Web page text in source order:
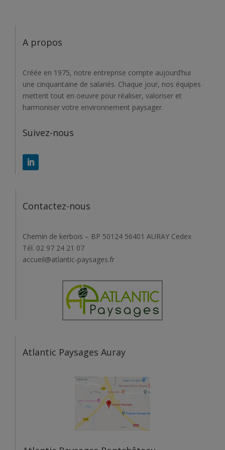
A propos
Créée en 1975, notre entreprise compte aujourd’hui
une cinquantaine de salariés. Chaque jour, nos équipes
mettent tout en oeuvre pour réaliser, valoriser et
harmoniser votre environnement paysager.
Suivez-nous
Contactez-nous
Chemin de kerbois – BP 50124 56401 AURAY Cedex
Tél. 02 97 24 21 07
accueil@atlantic-paysages.fr
Atlantic Paysages Auray